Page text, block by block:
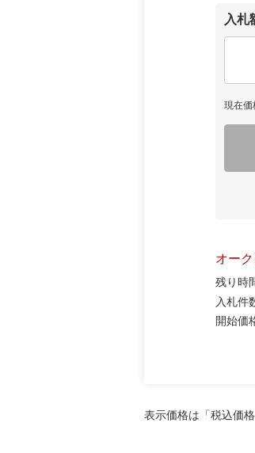
入札
現在価
オー
残り時
入札件
開始価
表示価格は「税込価格